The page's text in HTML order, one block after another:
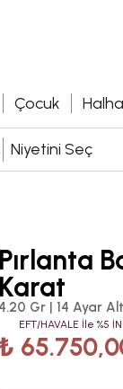
Çocuk
Niyetini Seç
Pırlanta
Karat
4.20 Gr | 14 Ayar
EFT/HAVALE İle %5
₺